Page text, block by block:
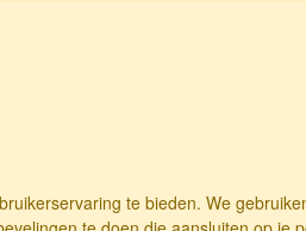
te bieden. We